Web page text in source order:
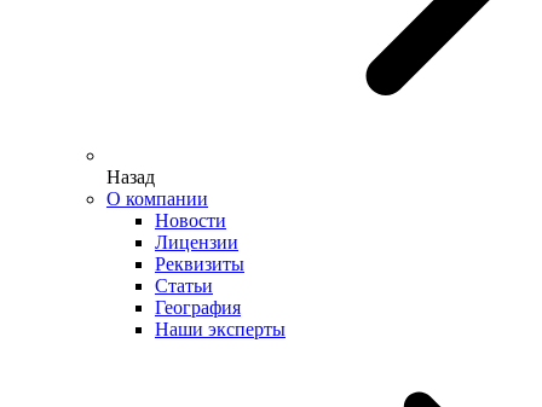
Назад
О компании
Новости
Лицензии
Реквизиты
Статьи
География
Наши эксперты